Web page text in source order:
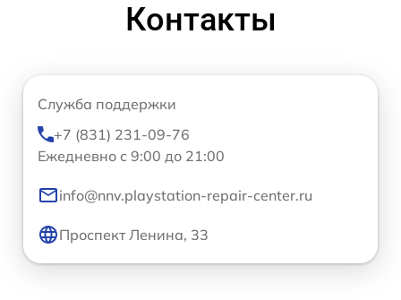
Контакты
Служба поддержки
+7 (831) 231-09-76
Ежедневно с 9:00 до 21:00
info@nnv.playstation-repair-center.ru
Проспект Ленина, 33